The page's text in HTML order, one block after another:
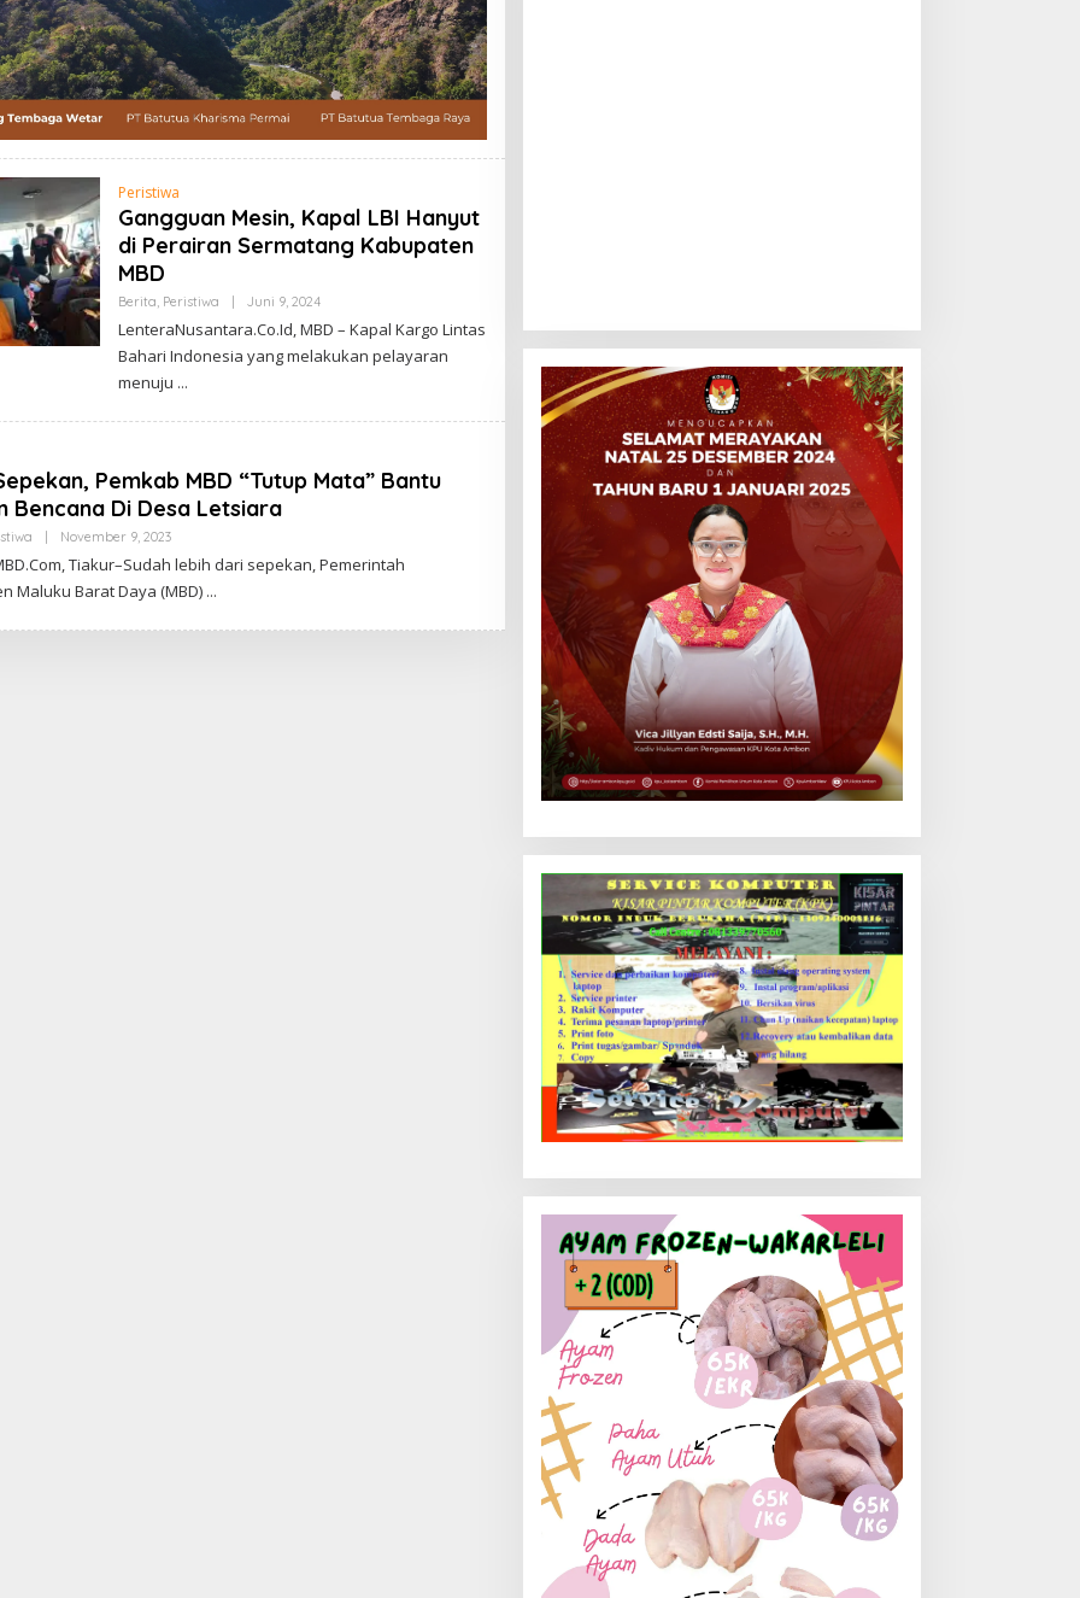
Peristiwa
Gangguan Mesin, Kapal LBI Hanyut
di Perairan Sermatang Kabupaten
MBD
Berita, Peristiwa Juni 9, 2024Oleh
Nusantara.Co.Id
LenteraNusantara.Co.Id, MBD – Kapal Kargo Lintas
Bahari Indonesia yang melakukan pelayaran
menuju
Pemkab MBD “Tutup Mata” Bantu
Bencana Di Desa Letsiara
November 9, 2023Oleh
Nusantara.Co.Id
Tiakur–Sudah lebih dari sepekan, Pemerintah
Maluku Barat Daya (MBD)